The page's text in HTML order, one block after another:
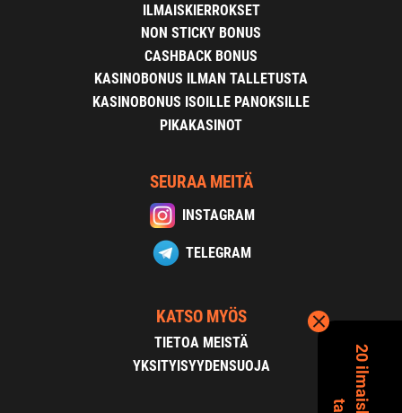
ILMAISKIERROKSET
NON STICKY BONUS
CASHBACK BONUS
KASINOBONUS ILMAN TALLETUSTA
KASINOBONUS ISOILLE PANOKSILLE
PIKAKASINOT
SEURAA MEITÄ
INSTAGRAM
TELEGRAM
KATSO MYÖS
TIETOA MEISTÄ
YKSITYISYYDENSUOJA